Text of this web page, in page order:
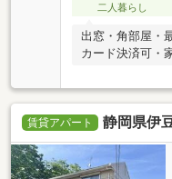
二人暮らし
出窓・角部屋・
カード決済可・
賃貸アパート 静岡県伊